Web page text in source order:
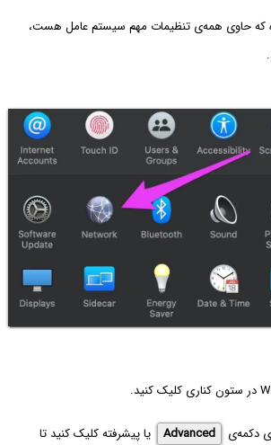
که حاوی همه‌ی تنظیمات مهم سیستم عامل هست،
دکمه‌ی Advanced
یا پیشرفته کلیک کنید تا